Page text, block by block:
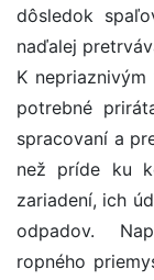
dôsledok
naďalej
K
potrebné
spracovaní a
než príde ku
zariadení, ich
odpadov.
ropného